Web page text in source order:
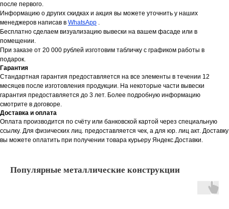
после первого.
Информацию о других скидках и акция вы можете уточнить у наших
менеджеров написав в WhatsApp .
Бесплатно сделаем визуализацию вывески на вашем фасаде или в
помещении.
При заказе от 20 000 рублей изготовим табличку с графиком работы в
подарок.
Гарантия
Стандартная гарантия предоставляется на все элементы в течении 12
месяцев после изготовления продукции. На некоторые части вывески
гарантия предоставляется до 3 лет. Более подробную информацию
смотрите в договоре.
Доставка и оплата
Оплата производится по счёту или банковской картой через специальную
ссылку. Для физических лиц. предоставляется чек, а для юр. лиц акт. Доставку
вы можете оплатить при получении товара курьеру Яндекс.Доставки.
Популярные металлические конструкции